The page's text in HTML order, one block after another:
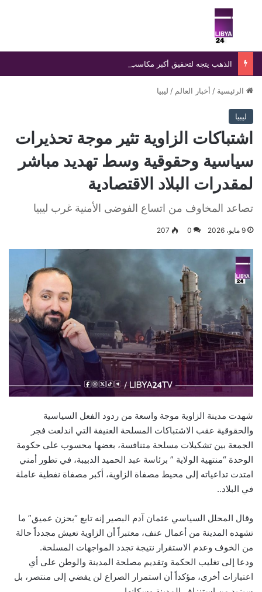
بحث عن
الرئيسية / أخبار العالم / ليبيا
ليبيا
اشتباكات الزاوية تثير موجة تحذيرات
سياسية وحقوقية وسط تهديد مباشر
لمقدرات البلاد الاقتصادية
تصاعد المخاوف من اتساع الفوضى الأمنية غرب ليبيا
9 مايو، 2026 0
207
شهدت مدينة الزاوية موجة واسعة من ردود الفعل السياسية
والحقوقية عقب الاشتباكات المسلحة العنيفة التي اندلعت فجر
الجمعة بين تشكيلات مسلحة متنافسة، بعضها محسوب على حكومة
الوحدة “منتهية الولاية ” برئاسة عبد الحميد الدبيبة، في تطور أمني
امتدت تداعياته إلى محيط مصفاة الزاوية، أكبر مصفاة نفطية عاملة
في البلاد..
وقال المحلل السياسي عثمان آدم البصير إنه تابع “بحزن عميق” ما
تشهده المدينة من أعمال عنف، معتبراً أن الزاوية تعيش مجدداً حالة
من الخوف وعدم الاستقرار نتيجة تجدد المواجهات المسلحة.
ودعا إلى تغليب الحكمة وتقديم مصلحة المدينة والوطن على أي
اعتبارات أخرى، مؤكداً أن استمرار الصراع لن يفضي إلى منتصر، بل